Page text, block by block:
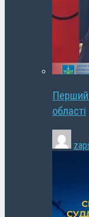
Перший
області